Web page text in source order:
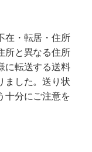
在・転居・住所
所と異なる住所
に転送する送料
ました。送り状
十分にご注意を